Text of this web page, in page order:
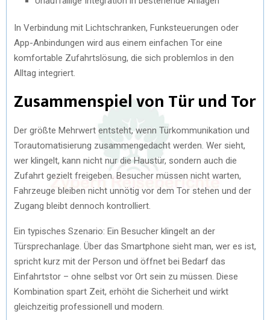
In Verbindung mit Lichtschranken, Funksteuerungen oder
App-Anbindungen wird aus einem einfachen Tor eine
komfortable Zufahrtslösung, die sich problemlos in den
Alltag integriert.
Zusammenspiel von Tür und Tor
Der größte Mehrwert entsteht, wenn Türkommunikation und
Torautomatisierung zusammengedacht werden. Wer sieht,
wer klingelt, kann nicht nur die Haustür, sondern auch die
Zufahrt gezielt freigeben. Besucher müssen nicht warten,
Fahrzeuge bleiben nicht unnötig vor dem Tor stehen und der
Zugang bleibt dennoch kontrolliert.
Ein typisches Szenario: Ein Besucher klingelt an der
Türsprechanlage. Über das Smartphone sieht man, wer es ist,
spricht kurz mit der Person und öffnet bei Bedarf das
Einfahrtstor – ohne selbst vor Ort sein zu müssen. Diese
Kombination spart Zeit, erhöht die Sicherheit und wirkt
gleichzeitig professionell und modern.